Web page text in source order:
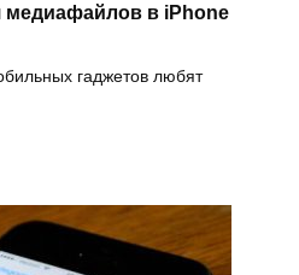
медиафайлов в iPhone
гаджетов любят